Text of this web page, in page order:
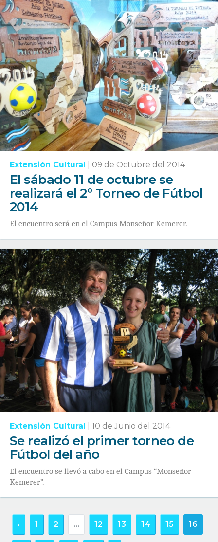
Extensión Cultural 09 de Octubre del 2014
El sábado 11 de octubre se
realizará el 2º Torneo de Fútbol
2014
El encuentro será en el Campus Monseñor Kemerer.
Extensión Cultural 10 de Junio del 2014
Se realizó el primer torneo de
Fútbol del año
El encuentro se llevó a cabo en el Campus “Monseñor
Kemerer”.
‹ 1 2 ... 12 13 14 15 16